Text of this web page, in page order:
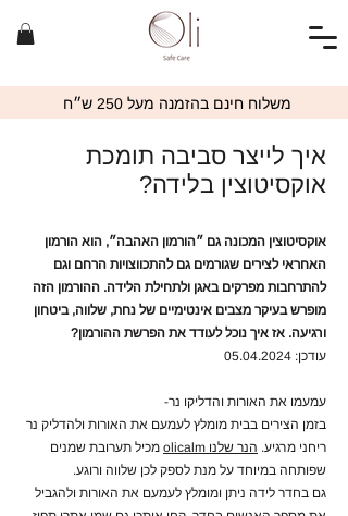
משלוח חינם בהזמנה מעל 250 ש״ח
איך לייצר סביבה תומכת
אוקסיטוצין בלידה?
אוקסיטוצין המכונה גם ״הורמון האהבה״, הוא הורמון
האחראי לצירים שגורמים גם להתכווצויות הרחם וגם
להתרחבות מפרקים באגן ולתחילת הלידה. ההורמון הזה
מופרש בעיקר מצבים אינטימיים של נחת, שלווה, ביטחון
ורגיעה. אז איך נוכל לעודד את הפרשת ההורמון?
עודכן: 05.04.2024
עמעמו את האורות והדליקו נר-
בזמן הצירים בבית מומלץ לעמעם את האורות ולהדליק נר
ריחני מרגיע. הנר שלנו olicalm
מכיל תערובת שמנים
שפותחה במיוחד על מנת לספק לכן שלווה ורוגע.
גם בחדר לידה ניתן ומומלץ לעמעם את האורות ולהגביל